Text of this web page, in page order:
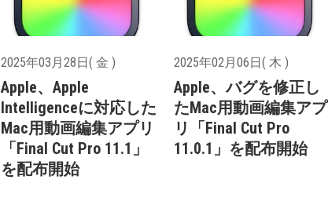
2025年03月28日( 金 )
Apple、Apple
Intelligenceに対応した
Mac用動画編集アプリ
「Final Cut Pro 11.1」
を配布開始
2025年02月06日( 木 )
Apple、バグを修正し
たMac用動画編集アプ
リ「Final Cut Pro
11.0.1」を配布開始